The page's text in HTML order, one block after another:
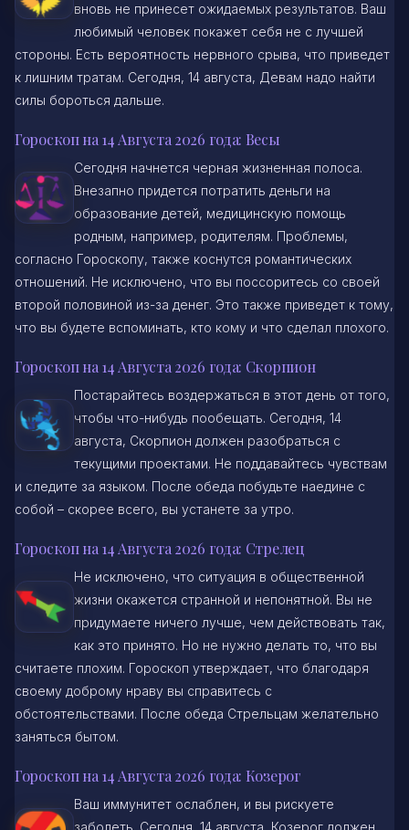
вновь не принесет ожидаемых результатов. Ваш
любимый человек покажет себя не с лучшей
стороны. Есть вероятность нервного срыва, что приведет
к лишним тратам. Сегодня, 14 августа, Девам надо найти
силы бороться дальше.
Гороскоп на 14 Августа 2026 года: Весы
Сегодня начнется черная жизненная полоса.
Внезапно придется потратить деньги на
образование детей, медицинскую помощь
родным, например, родителям. Проблемы,
согласно Гороскопу, также коснутся романтических
отношений. Не исключено, что вы поссоритесь со своей
второй половиной из-за денег. Это также приведет к тому,
что вы будете вспоминать, кто кому и что сделал плохого.
Гороскоп на 14 Августа 2026 года: Скорпион
Постарайтесь воздержаться в этот день от того,
чтобы что-нибудь пообещать. Сегодня, 14
августа, Скорпион должен разобраться с
текущими проектами. Не поддавайтесь чувствам
и следите за языком. После обеда побудьте наедине с
собой – скорее всего, вы устанете за утро.
Гороскоп на 14 Августа 2026 года: Стрелец
Не исключено, что ситуация в общественной
жизни окажется странной и непонятной. Вы не
придумаете ничего лучше, чем действовать так,
как это принято. Но не нужно делать то, что вы
считаете плохим. Гороскоп утверждает, что благодаря
своему доброму нраву вы справитесь с
обстоятельствами. После обеда Стрельцам желательно
заняться бытом.
Гороскоп на 14 Августа 2026 года: Козерог
Ваш иммунитет ослаблен, и вы рискуете
заболеть. Сегодня, 14 августа, Козерог должен